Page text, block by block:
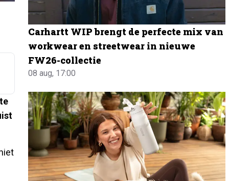
Carhartt WIP brengt de perfecte mix van
workwear en streetwear in nieuwe
FW26-collectie
08 aug, 17:00